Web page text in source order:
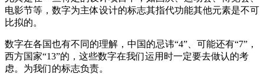
电影节等，数字为主体设计的标志其指代功能其他元素是不可
比拟的。
数字在各国也有不同的理解，中国的忌讳“4”、可能还有“7”，
西方国家“13”的，这些数字在我们运用时一定要去做认的考
虑。为我们的标志负责。